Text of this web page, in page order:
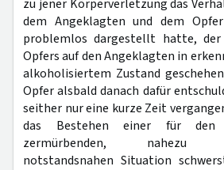
zu jener Körperverletzung das
dem Angeklagten und dem
problemlos dargestellt hatte, der
Opfers auf den Angeklagten in
alkoholisiertem Zustand
Opfer alsbald danach dafür
seither nur eine kurze Zeit
das Bestehen einer für den
zermürbenden, nahezu
notstandsnahen Situation